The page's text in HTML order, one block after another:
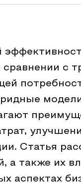
сравнении с
Статья
а также их
аспектах